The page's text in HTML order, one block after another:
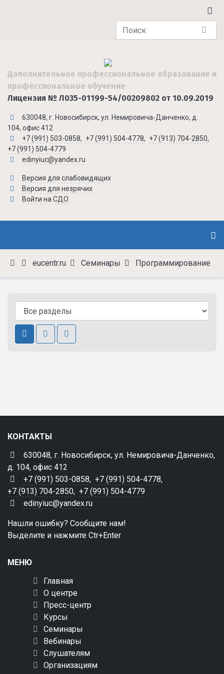
Дополнительное профессиональное образование и
профессиональное обучение
Лицензия № Л035-01199-54/00209802 от 10.09.2019
630048, г. Новосибирск, ул. Немировича-Данченко, д.
104, офис 412
+7 (991) 503-0858, +7 (991) 504-4778, +7 (913) 704-2850,
+7 (991) 504-4779
edinyiuc@yandex.ru
Версия для слабовидящих
Версия для незрячих
Войти на СДО
eucentr.ru Семинары Программирование
КОНТАКТЫ
630048, г. Новосибирск, ул. Немировича-Данченко,
д. 104, офис 412
+7 (991) 503-0858, +7 (991) 504-4778,
+7 (913) 704-2850, +7 (991) 504-4779
edinyiuc@yandex.ru
Нашли ошибку? Сообщите нам!
Выделите и нажмите Ctr+Enter
МЕНЮ
Главная
О центре
Пресс-центр
Курсы
Семинары
Вебинары
Слушателям
Организациям